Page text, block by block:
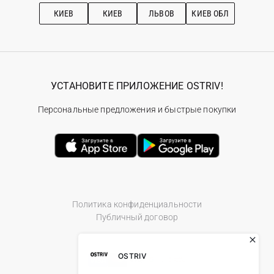
КИЕВ КИЕВ ЛЬВОВ КИЕВ ОБЛ
Политика конфиденциальности
Публичный договор
УСТАНОВИТЕ ПРИЛОЖЕНИЕ OSTRIV!
Персональные предложения и быстрые покупки